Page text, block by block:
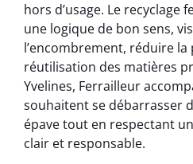
hors d’usage. Le recyclage
une logique de bon sens,
l’encombrement, réduire
réutilisation des matières
Yvelines, Ferrailleur
souhaitent se débarrasser
épave tout en respectant
clair et responsable.